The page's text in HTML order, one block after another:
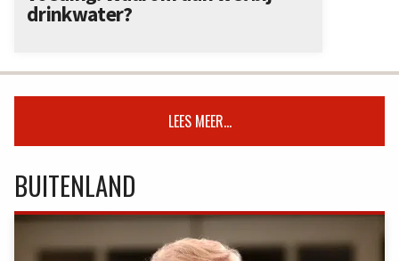
drinkwater?
LEES MEER...
BUITENLAND